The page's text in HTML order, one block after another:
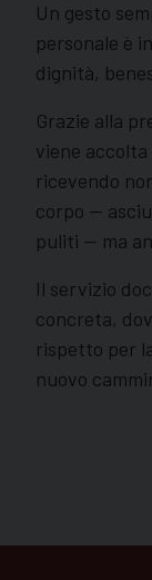
Un gesto
personale è
dignità,
Grazie alla
viene
ricevendo
corpo —
puliti — ma
Il servizio
concreta,
rispetto per
nuovo